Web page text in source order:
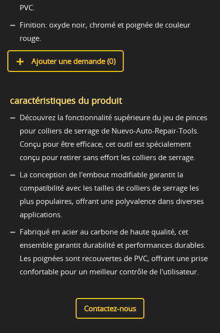
PVC.
Finition: oxyde noir, chromé et poignée de couleur
rouge.
Ajouter une demande (0)
caractéristiques du produit
Découvrez la fonctionnalité supérieure du jeu de pinces
pour colliers de serrage de Nuevo-Auto-Repair-Tools.
Conçu pour être efficace, cet outil est spécialement
conçu pour retirer sans effort les colliers de serrage.
La conception de l'embout modifiable garantit la
compatibilité avec les tailles de colliers de serrage les
plus populaires, offrant une polyvalence dans diverses
applications.
Fabriqué en acier au carbone de haute qualité, cet
ensemble garantit durabilité et performances durables.
Les poignées sont recouvertes de PVC, offrant une prise
confortable pour un meilleur contrôle de l'utilisateur.
Contactez-nous